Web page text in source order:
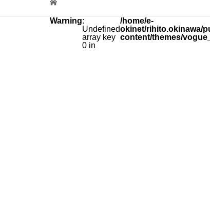
Warning:
Undefined
array key
0 in
/home/e-
okinet/rihito.okinawa/
content/themes/